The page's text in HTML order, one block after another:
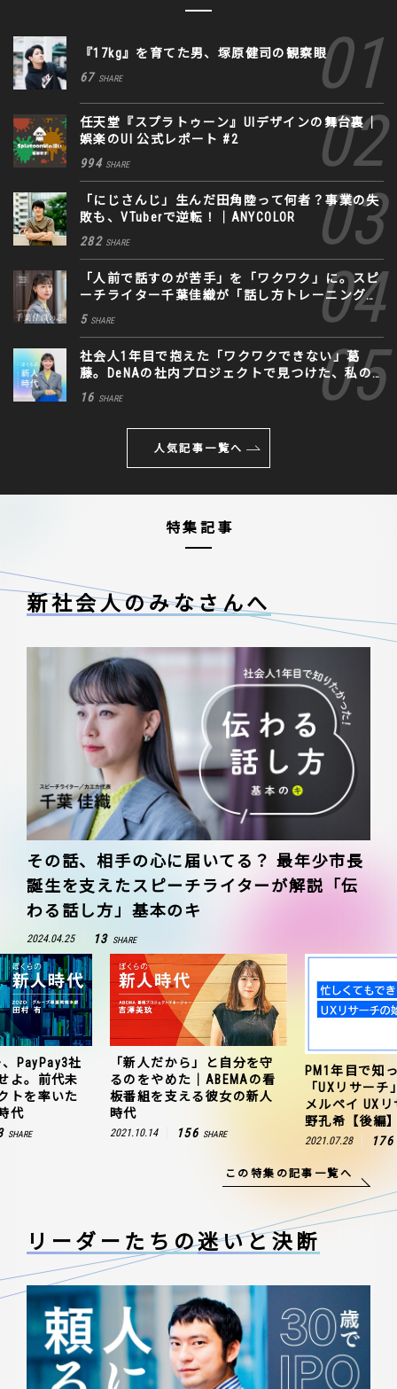
『17kg』を育てた男、塚原健司の観察眼
67 SHARE
任天堂『スプラトゥーン』UIデザインの舞台裏｜
娯楽のUI 公式レポート #2
994 SHARE
「にじさんじ」生んだ田角陸って何者？事業の失
敗も、VTuberで逆転！｜ANYCOLOR
282 SHARE
「人前で話すのが苦手」を「ワクワク」に。スピ
ーチライター千葉佳織が「話し方トレーニング」
に込めた思い
5 SHARE
社会人1年目で抱えた「ワクワクできない」葛
藤。DeNAの社内プロジェクトで見つけた、私の
生きる道
16 SHARE
人気記事一覧へ
特集記事
新社会人のみなさんへ
その話、相手の心に届いてる？ 最年少市長
誕生を支えたスピーチライターが解説「伝
わる話し方」基本のキ
2024.04.25 13 SHARE
PayPay3社
よ。前代未
トを率いた
代
SHARE
「新人だから」と自分を守
るのをやめた｜ABEMAの看
板番組を支える彼女の新人
時代
2021.10.14 156 SHARE
PM1年目で知
「UXリサー
メルペイ UX
野孔希【後編
2021.07.28 176
この特集の記事一覧へ
リーダーたちの迷いと決断